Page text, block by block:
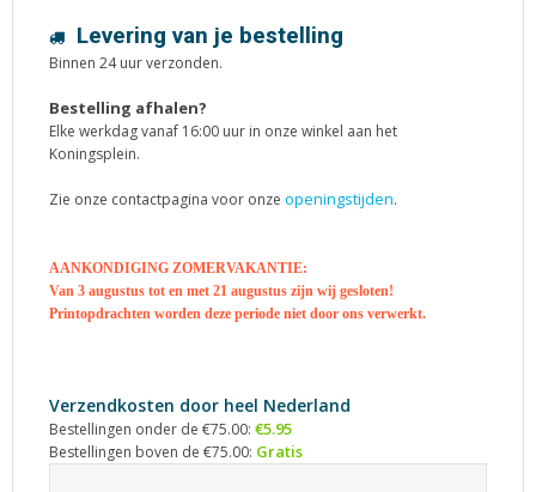
Levering van je bestelling
Binnen 24 uur verzonden.
Bestelling afhalen?
Elke werkdag vanaf 16:00 uur in onze winkel aan het
Koningsplein.
Zie onze contactpagina voor onze openingstijden.
AANKONDIGING ZOMERVAKANTIE:
Van 3 augustus tot en met 21 augustus zijn wij gesloten!
Printopdrachten worden deze periode niet door ons verwerkt.
Verzendkosten door heel Nederland
Bestellingen onder de €75.00: €5.95
Bestellingen boven de €75.00: Gratis